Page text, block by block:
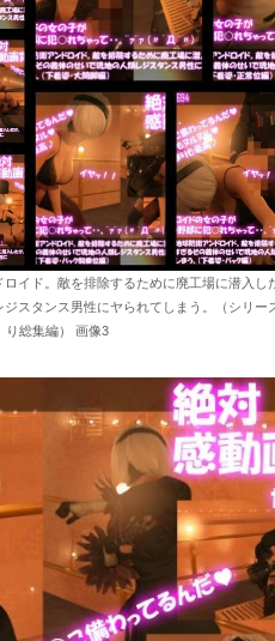
イド。敵を排除するために廃工場に潜入し
スタンス男性にヤられてしまう。（シリー
り総集編） 画像3